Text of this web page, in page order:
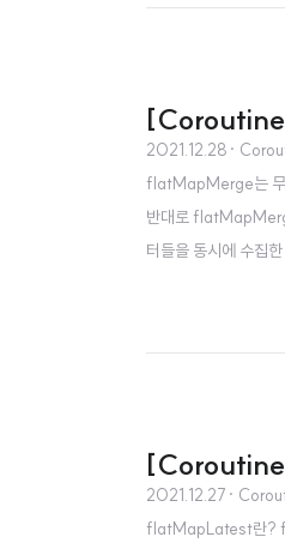
2021.12.28 ·
flatMapMerge는 무
반대로
터들을 동시에 수집
[Coroutine
2021.12.27 ·
flatMapLatest란?